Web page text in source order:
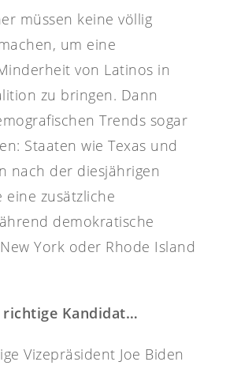
müssen keine völlig
um eine
von Latinos in
zu bringen. Dann
Trends sogar
Staaten wie Texas und
nach der diesjährigen
eine zusätzliche
demokratische
York oder Rhode Island
Kandidat…
Vizepräsident Joe Biden